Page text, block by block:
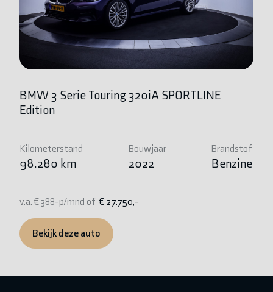
BMW 3 Serie Touring 320iA SPORTLINE
Edition
Kilometerstand
98.280 km
Bouwjaar
2022
Brandstof
Benzine
v.a. € 388-p/mnd of € 27.750,-
Bekijk deze auto